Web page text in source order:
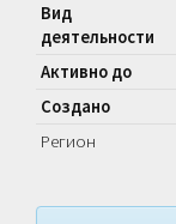
Вид
деятельности
Активно до
Создано
Регион